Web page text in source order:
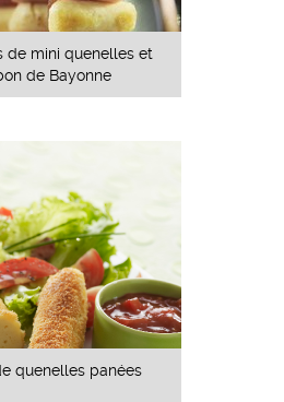
de mini quenelles et
de Bayonne
quenelles panées